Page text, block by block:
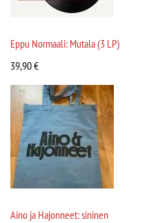
Eppu Normaali: Mutala (3 LP)
39,90€
Aino ja Hajonneet: sininen